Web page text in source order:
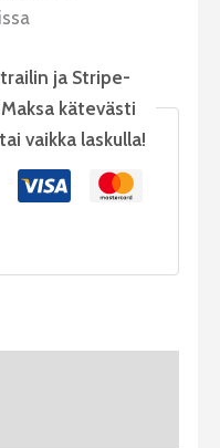
ja Stripe-
kätevästi
vaikka laskulla!